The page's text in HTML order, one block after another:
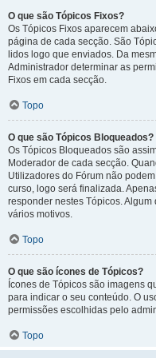
O que são Tópicos Fixos?
Os Tópicos Fixos aparecem
página de cada secção. São
lidos logo que enviados. Da
Administrador determinar as
Fixos em cada secção.
Topo
O que são Tópicos Bloqueados?
Os Tópicos Bloqueados são
Moderador de cada secção.
Utilizadores do Fórum não
curso, logo será finalizada.
responder nestes Tópicos.
vários motivos.
Topo
O que são ícones de Tópicos?
Ícones de Tópicos são imagens
para indicar o seu conteúdo. O
permissões escolhidas pelo
Topo